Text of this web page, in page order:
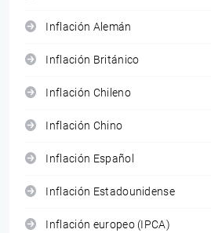
Inflación Alemán
Inflación Británico
Inflación Chileno
Inflación Chino
Inflación Español
Inflación Estadounidense
Inflación europeo (IPCA)